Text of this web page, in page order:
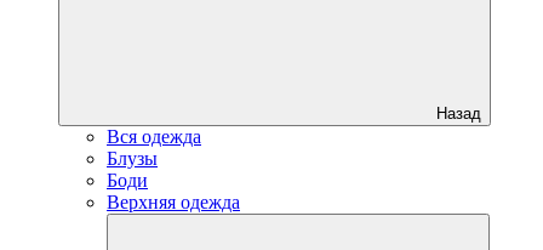
Назад
Вся одежда
Блузы
Боди
Верхняя одежда